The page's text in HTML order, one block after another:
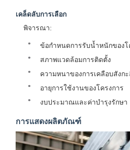
เคล็ดลับการเลือก
พิจารณา:
ข้อกำหนดการรับน้ำหนักของโ
สภาพแวดล้อมการติดตั้ง
ความหนาของการเคลือบสังก
อายุการใช้งานของโครงการ
งบประมาณและค่าบำรุงรักษา
การแสดงผลิตภัณฑ์